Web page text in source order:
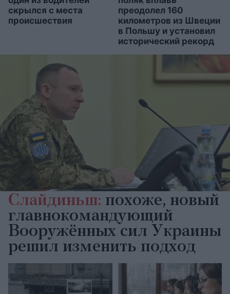
скрылся с места
происшествия
преодолел 160
километров из Швеции
в Польшу и установил
исторический рекорд
Слайдиньш: похоже, новый
главнокомандующий
Вооружённых сил Украины
решил изменить подход